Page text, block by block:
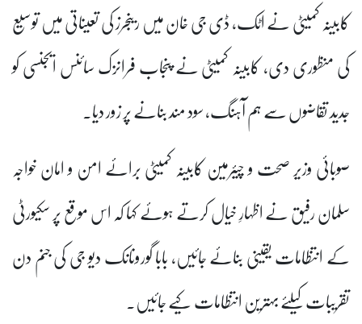
کابینہ کمیٹی نے اٹک، ڈی جی خان میں رینجرز کی تعیناتی میں توسیع
کی منظوری دی، کابینہ کمیٹی نے پنجاب فرانزک سائنس ایجنسی کو
جدید تقاضوں سے ہم آہنگ، سود مند بنانے پر زور دیا۔
صوبائی وزیر صحت و چیئرمین کابینہ کمیٹی برائے امن و امان خواجہ
سلمان رفیق نے اظہارِ خیال کرتے ہوئے کہا کہ اس موقع پر سکیورٹی
کے انتظامات یقینی بنائے جائیں، بابا گورونانک دیو جی کی جنم دن
تقریبات کیلئے بہترین انتظامات کیے جائیں۔